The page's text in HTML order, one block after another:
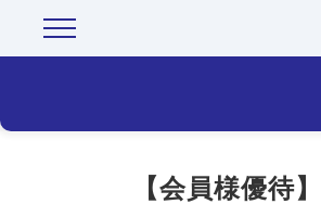
【会員様優待